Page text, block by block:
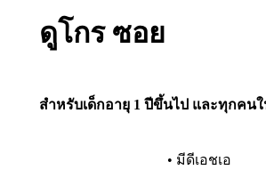
ดูโกร ซอย
สำหรับเด็กอายุ 1 ปีขึ้นไป และทุกคน
• มีดีเอชเอ